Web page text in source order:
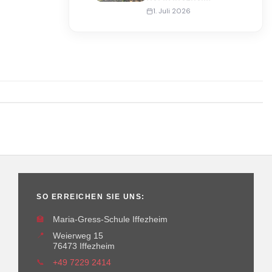
1. Juli 2026
SO ERREICHEN SIE UNS:
🏫
Maria-Gress-Schule Iffezheim
📍
Weierweg 15
76473 Iffezheim
📞
+49 7229 2414